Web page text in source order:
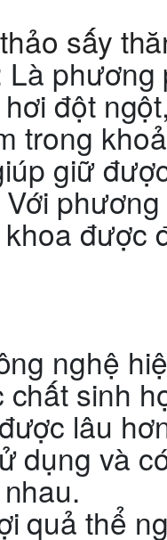
sấy
Là
đột
trong
giữ
được
nghệ
sinh
lâu
dụng và
quả thể